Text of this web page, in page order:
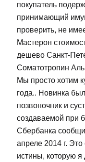
покупатель
принимающий
проверить, не
Мастерон
дешево Санкт-
Соматотропин
Мы просто хотим
года.. Новинка
позвоночник и
создаваемой при
Сбербанка
апреле 2014 г.
истины, которую